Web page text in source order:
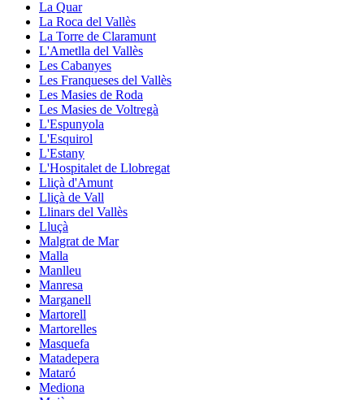
La Quar
La Roca del Vallès
La Torre de Claramunt
L'Ametlla del Vallès
Les Cabanyes
Les Franqueses del Vallès
Les Masies de Roda
Les Masies de Voltregà
L'Espunyola
L'Esquirol
L'Estany
L'Hospitalet de Llobregat
Lliçà d'Amunt
Lliçà de Vall
Llinars del Vallès
Lluçà
Malgrat de Mar
Malla
Manlleu
Manresa
Marganell
Martorell
Martorelles
Masquefa
Matadepera
Mataró
Mediona